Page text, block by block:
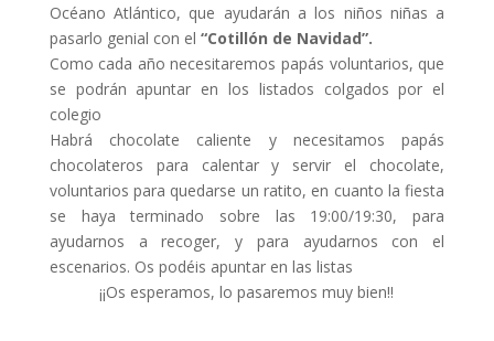
Océano Atlántico, que ayudarán a los niños niñas a
pasarlo genial con el “Cotillón de Navidad”.
Como cada año necesitaremos papás voluntarios, que
se podrán apuntar en los listados colgados por el
colegio
Habrá chocolate caliente y necesitamos papás
chocolateros para calentar y servir el chocolate,
voluntarios para quedarse un ratito, en cuanto la fiesta
se haya terminado sobre las 19:00/19:30, para
ayudarnos a recoger, y para ayudarnos con el
escenarios. Os podéis apuntar en las listas
¡¡Os esperamos, lo pasaremos muy bien!!